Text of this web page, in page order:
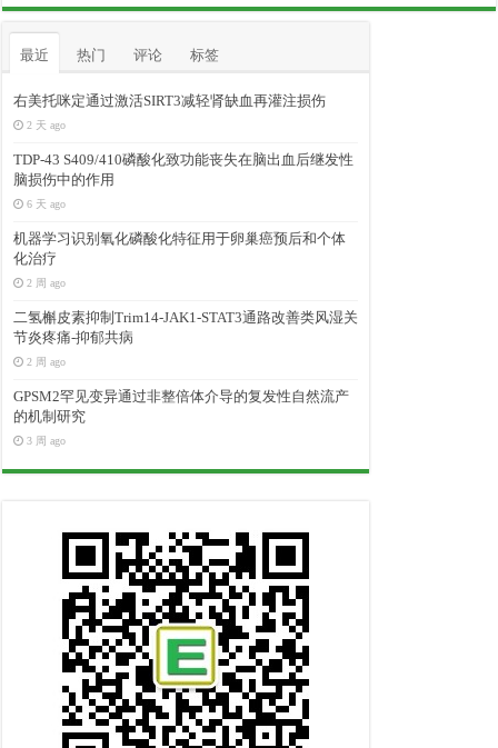
最近 热门 评论 标签
右美托咪定通过激活SIRT3减轻肾缺血再灌注损伤
2 天 ago
TDP-43 S409/410磷酸化致功能丧失在脑出血后继发性
脑损伤中的作用
6 天 ago
机器学习识别氧化磷酸化特征用于卵巢癌预后和个体
化治疗
2 周 ago
二氢槲皮素抑制Trim14-JAK1-STAT3通路改善类风湿关
节炎疼痛-抑郁共病
2 周 ago
GPSM2罕见变异通过非整倍体介导的复发性自然流产
的机制研究
3 周 ago